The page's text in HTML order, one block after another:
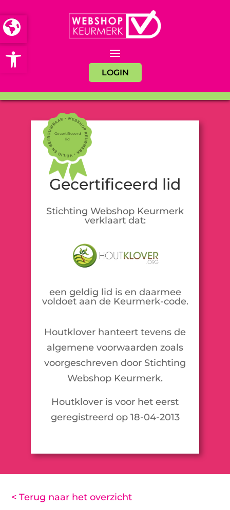
Open toolbar
LOGIN
Gecertificeerd
lid
Gecertificeerd lid
Stichting Webshop Keurmerk
verklaart dat:
een geldig lid is en daarmee
voldoet aan de Keurmerk-code.
Houtklover hanteert tevens de
algemene voorwaarden zoals
voorgeschreven door Stichting
Webshop Keurmerk.
Houtklover is voor het eerst
geregistreerd op 18-04-2013
< Terug naar het overzicht